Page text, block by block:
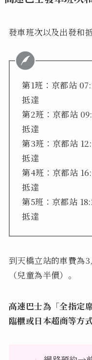
發車班次以及出發和
第1班：京都站
抵達
第2班：京都站
抵達
第3班：京都站
抵達
第4班：京都站
抵達
第5班：京都站
抵達
到天橋立站的車費為
（兒童為半價）。
高速巴士為「全指定
臨櫃或日本超商等方